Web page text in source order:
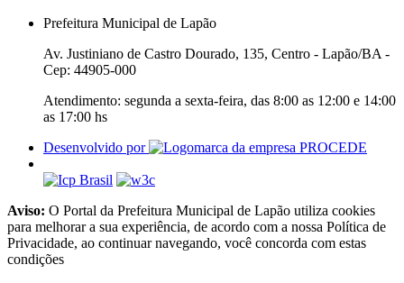
Prefeitura Municipal de Lapão
Av. Justiniano de Castro Dourado, 135, Centro - Lapão/BA -
Cep: 44905-000
Atendimento: segunda a sexta-feira, das 8:00 as 12:00 e 14:00
as 17:00 hs
Desenvolvido por
Aviso: O Portal da Prefeitura Municipal de Lapão utiliza cookies
para melhorar a sua experiência, de acordo com a nossa Política de
Privacidade, ao continuar navegando, você concorda com estas
condições